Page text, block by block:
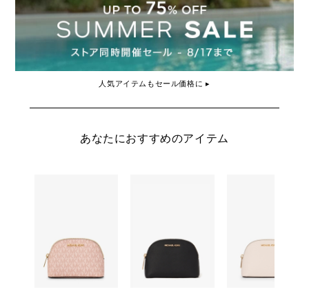
人気アイテムもセール価格に ▸
あなたにおすすめのアイテム